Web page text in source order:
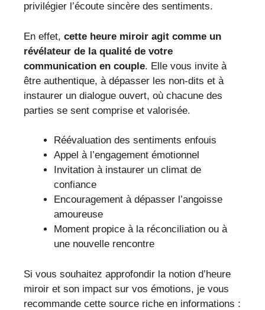
privilégier l’écoute sincère des sentiments.
En effet, cette heure miroir agit comme un
révélateur de la qualité de votre
communication en couple. Elle vous invite à
être authentique, à dépasser les non-dits et à
instaurer un dialogue ouvert, où chacune des
parties se sent comprise et valorisée.
Réévaluation des sentiments enfouis
Appel à l’engagement émotionnel
Invitation à instaurer un climat de
confiance
Encouragement à dépasser l’angoisse
amoureuse
Moment propice à la réconciliation ou à
une nouvelle rencontre
Si vous souhaitez approfondir la notion d’heure
miroir et son impact sur vos émotions, je vous
recommande cette source riche en informations :